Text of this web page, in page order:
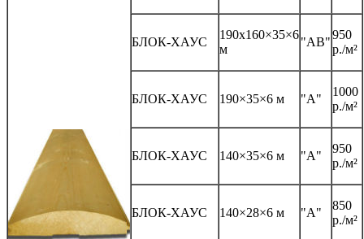
БЛОК-ХАУС
190х160×35×6
м
"АВ"
950
р./м²
БЛОК-ХАУС 190×35×6 м "А"
1000
р./м²
БЛОК-ХАУС 140×35×6 м "А"
950
р./м²
БЛОК-ХАУС 140×28×6 м "А"
850
р./м²